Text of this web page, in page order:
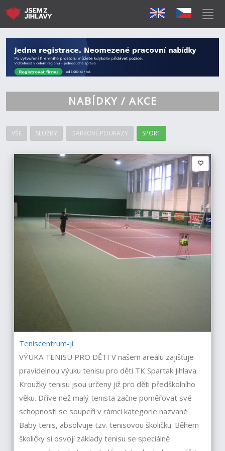
NABÍDKY / AKCE
VŠE SLUŽBY DÁRKOVÉ POUKAZY SPORT
Teniscentrum-ji
VÝUKA TENISU PRO DĚTI V našem areálu zajišťuje
pravidelnou výuku tenisu pro děti TK Spartak Jihlava.
Kroužky tenisu jsou určeny již pro děti předškolního
věku. Dříve než malý tenista začne poměřovat své
schopnosti se soupeři v rámci kategorie nazvané
Baby tenis, absolvuje tzv. tenisovou školičku. Během
školičky si osvojí základy tenisu se speciálně